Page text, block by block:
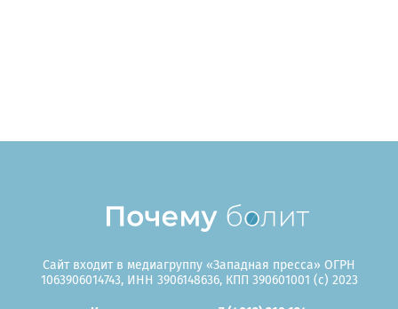
Сайт входит в медиагруппу «Западная пресса» ОГРН
1063906014743, ИНН 3906148636, КПП 390601001 (c) 2023